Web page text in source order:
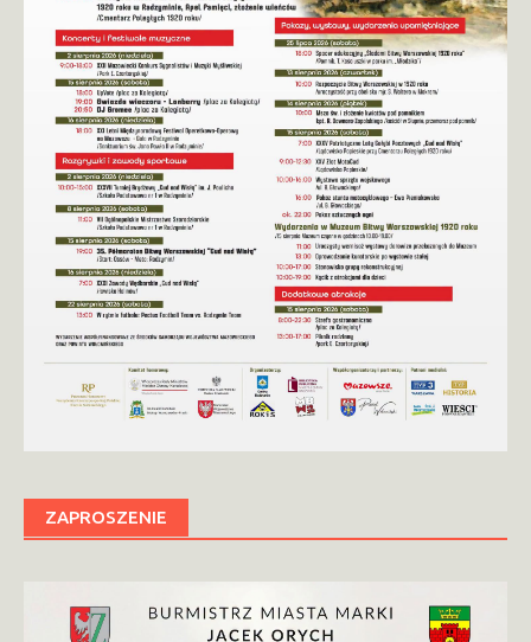
ZAPROSZENIE